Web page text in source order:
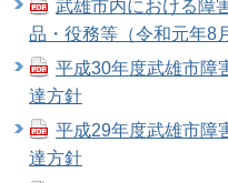
武雄市内における障
品・役務等（令和元年8
平成30年度武雄市障
達方針
平成29年度武雄市障
達方針